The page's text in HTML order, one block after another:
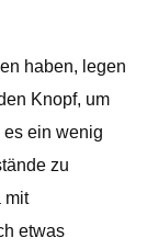
haben, legen
Knopf, um
ein wenig
zu
mit
etwas